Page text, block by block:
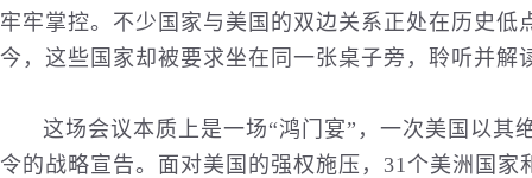
牢牢掌控。不少国家与美国的双边关系正处在历史低
今，这些国家却被要求坐在同一张桌子旁，聆听并解
这场会议本质上是一场“鸿门宴”，一次美国以其
令的战略宣告。面对美国的强权施压，31个美洲国